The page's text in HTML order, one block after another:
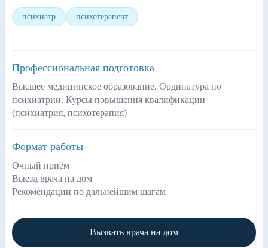
психиатр психотерапевт
Профессиональная подготовка
Высшее медицинское образование. Ординатура по
психиатрии. Курсы повышения квалификации
(психиатрия, психотерапия)
Формат работы
Очный приём
Выезд врача на дом
Рекомендации по дальнейшим шагам
Вызвать врача на дом